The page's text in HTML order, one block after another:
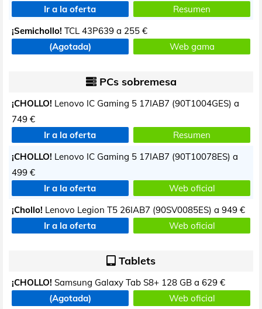
Ir a la oferta
Resumen
¡Semichollo! TCL 43P639 a 255 €
(Agotada)
Web gama
PCs sobremesa
¡CHOLLO! Lenovo IC Gaming 5 17IAB7 (90T1004GES) a
749 €
Ir a la oferta
Resumen
¡CHOLLO! Lenovo IC Gaming 5 17IAB7 (90T10078ES) a
499 €
Ir a la oferta
Web oficial
¡Chollo! Lenovo Legion T5 26IAB7 (90SV0085ES) a 949 €
Ir a la oferta
Web oficial
Tablets
¡CHOLLO! Samsung Galaxy Tab S8+ 128 GB a 629 €
(Agotada)
Web oficial